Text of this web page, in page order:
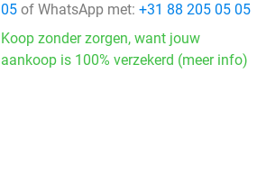
05 of WhatsApp met: +31 88 205 05 05
Koop zonder zorgen, want jouw
aankoop is 100% verzekerd (meer info)